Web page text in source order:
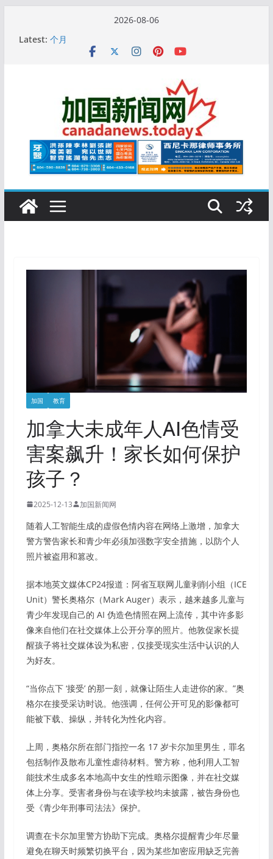
2026-08-06
Latest: 10万人排队入籍加拿大！美占一半，现在申请要等19
加拿大人平均周薪升至此数！你有没有？
特鲁多半裸与水果姐海滩激吻! 热恋一年感情持续升温
更多名校恢复SAT 考试，新学年大学申请开跑7个大不
加国 教育
加拿大未成年人AI色情受
害案飙升！家长如何保护
孩子？
2025-12-13 加国新闻网
随着人工智能生成的虚假色情内容在网络上激增，加拿大
警方警告家长和青少年必须加强数字安全措施，以防个人
照片被盗用和篡改。
据本地英文媒体CP24报道：阿省互联网儿童剥削小组（ICE
Unit）警长奥格尔（Mark Auger）表示，越来越多儿童与
青少年发现自己的 AI 伪造色情照在网上流传，其中许多影
像来自他们在社交媒体上公开分享的照片。他敦促家长提
醒孩子将社交媒体设为私密，仅接受现实生活中认识的人
为好友。
“当你点下 ‘接受’ 的那一刻，就像让陌生人走进你的家。”奥
格尔在接受采访时说。他强调，任何公开可见的影像都可
能被下载、操纵，并转化为性化内容。
上周，奥格尔所在部门指控一名 17 岁卡尔加里男生，罪名
包括制作及散布儿童性虐待材料。警方称，他利用人工智
能技术生成多名本地高中女生的性暗示图像，并在社交媒
体上分享。受害者身份与在读学校均未披露，被告身份也
受《青少年刑事司法法》保护。
调查在卡尔加里警方协助下完成。奥格尔提醒青少年尽量
避免在聊天时频繁切换平台，因为某些加密应用缺乏完善